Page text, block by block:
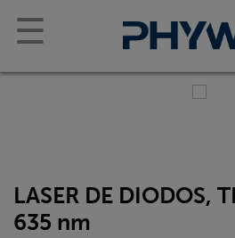
☰
LASER DE DIODOS,
635 nm